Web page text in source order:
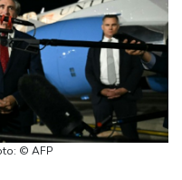
e assina com Arsenal
com plano de paz para
petroleiro no Estreito
© AFP